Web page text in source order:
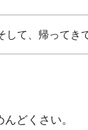
して、帰ってき
どくさい。